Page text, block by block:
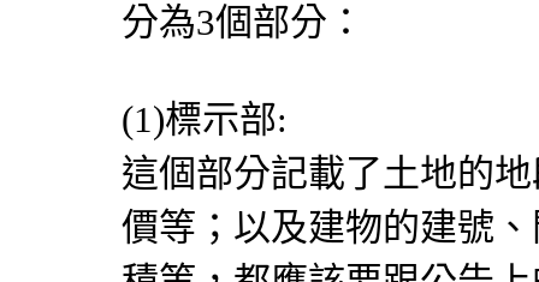
分為3個部分：
(1)標示部:
這個部分記載了土地的
價等；以及建物的建號